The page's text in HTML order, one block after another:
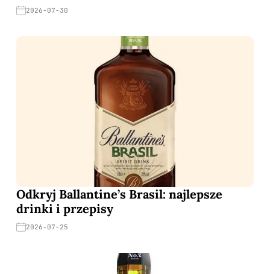
2026-07-30
Odkryj Ballantine’s Brasil: najlepsze
drinki i przepisy
2026-07-25